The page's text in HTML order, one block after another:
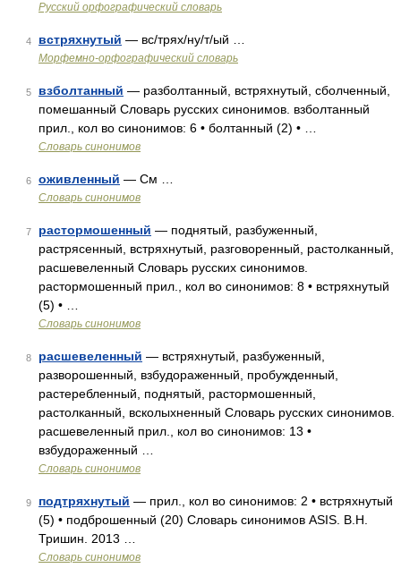
Русский орфографический словарь
4 встряхнутый — вс/трях/ну/т/ый …
Морфемно-орфографический словарь
5 взболтанный — разболтанный, встряхнутый, сболченный,
помешанный Словарь русских синонимов. взболтанный
прил., кол во синонимов: 6 • болтанный (2) • …
Словарь синонимов
6 оживленный — См …
Словарь синонимов
7 растормошенный — поднятый, разбуженный,
растрясенный, встряхнутый, разговоренный, растолканный,
расшевеленный Словарь русских синонимов.
растормошенный прил., кол во синонимов: 8 • встряхнутый
(5) • …
Словарь синонимов
8 расшевеленный — встряхнутый, разбуженный,
разворошенный, взбудораженный, пробужденный,
растеребленный, поднятый, растормошенный,
растолканный, всколыхненный Словарь русских синонимов.
расшевеленный прил., кол во синонимов: 13 •
взбудораженный …
Словарь синонимов
9 подтряхнутый — прил., кол во синонимов: 2 • встряхнутый
(5) • подброшенный (20) Словарь синонимов ASIS. В.Н.
Тришин. 2013 …
Словарь синонимов